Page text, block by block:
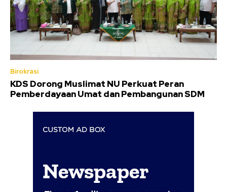
Birokrasi
KDS Dorong Muslimat NU Perkuat Peran
Pemberdayaan Umat dan Pembangunan SDM